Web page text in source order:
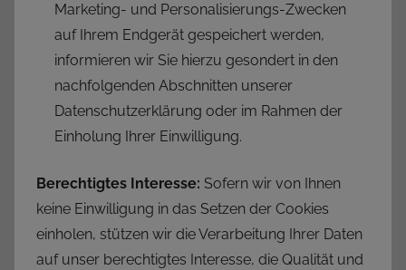
Marketing- und Personalisierungs-Zwecken
auf Ihrem Endgerät gespeichert werden,
informieren wir Sie hierzu gesondert in den
nachfolgenden Abschnitten unserer
Datenschutzerklärung oder im Rahmen der
Einholung Ihrer Einwilligung.
Berechtigtes Interesse: Sofern wir von Ihnen
keine Einwilligung in das Setzen der Cookies
einholen, stützen wir die Verarbeitung Ihrer Daten
auf unser berechtigtes Interesse, die Qualität und